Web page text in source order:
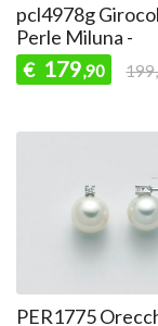
pcl4978g
Perle Miluna -
€ 179,90
PER1775